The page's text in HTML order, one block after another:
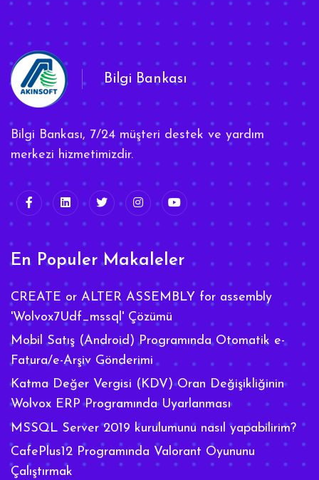
Bilgi Bankası
Bilgi Bankası, 7/24 müşteri destek ve yardım
merkezi hizmetimizdir.
En Populer Makaleler
CREATE or ALTER ASSEMBLY for assembly
'Wolvox7Udf_mssql' Çözümü
Mobil Satış (Android) Programında Otomatik e-
Fatura/e-Arşiv Gönderimi
Katma Değer Vergisi (KDV) Oran Değişikliğinin
Wolvox ERP Programında Uyarlanması
MSSQL Server 2019 kurulumunu nasıl yapabilirim?
CafePlus12 Programında Valorant Oyununu
Çalıştırmak